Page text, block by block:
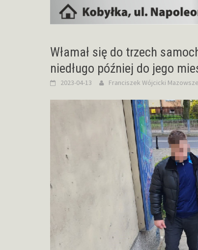
Włamał się do trzech
niedługo później do jego
2023-04-13 Franciszek Wójcicki